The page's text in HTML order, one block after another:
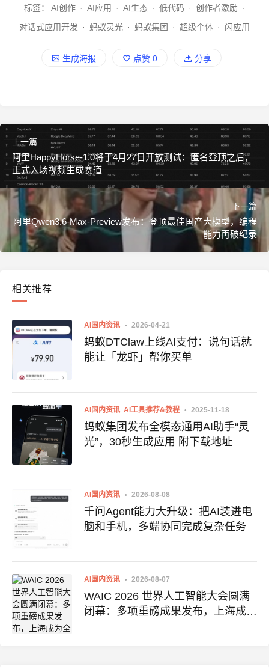
标签： AI创作 · AI应用 · AI生态 · 低代码 · 创作者激励 ·
对话式应用开发 · 蚂蚁灵光 · 蚂蚁集团 · 超级个体 · 闪应用
生成海报 点赞 0 分享
上一篇
阿里HappyHorse-1.0将于4月27日开放测试：匿名登顶之后，
正式入场视频生成赛道
下一篇
阿里Qwen3.6-Max-Preview发布：登顶最佳国产大模型，编程
能力再破纪录
相关推荐
AI国内资讯 2026-04-21
蚂蚁DTClaw上线AI支付：说句话就
能让「龙虾」帮你买单
AI国内资讯 AI工具推荐&教程 2025-11-18
蚂蚁集团发布全模态通用AI助手“灵
光”，30秒生成应用 附下载地址
AI国内资讯 2026-08-08
千问Agent能力大升级：把AI装进电
脑和手机，多端协同完成复杂任务
AI国内资讯 2026-08-07
WAIC 2026 世界人工智能大会圆满
闭幕：多项重磅成果发布，上海成为